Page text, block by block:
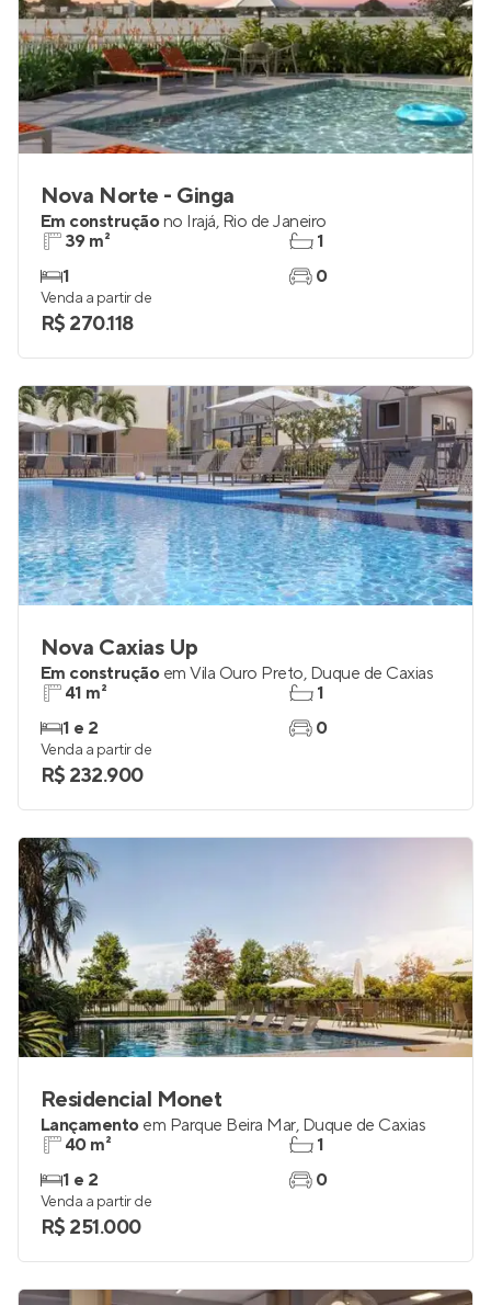
Nova Norte - Ginga
Em construçãono Irajá, Rio de Janeiro
39 m²
1
1
0
Venda a partir de
R$ 270.118
Nova Caxias Up
Em construção em Vila Ouro Preto, Duque de Caxias
41 m²
1 e 2
1
0
Venda a partir de
R$ 232.900
Residencial Monet
Lançamento em Parque Beira Mar, Duque de Caxias
40 m²
1 e 2
1
0
Venda a partir de
R$ 251.000